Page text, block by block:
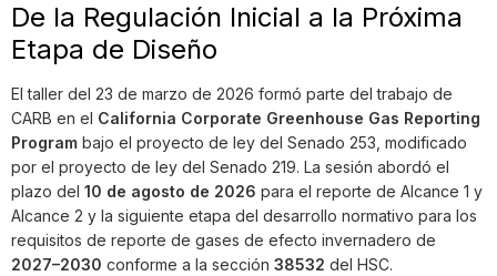
De la Regulación Inicial a la Próxima
Etapa de Diseño
El taller del 23 de marzo de 2026 formó parte del trabajo de
CARB en el California Corporate Greenhouse Gas Reporting
Program bajo el proyecto de ley del Senado 253, modificado
por el proyecto de ley del Senado 219. La sesión abordó el
plazo del 10 de agosto de 2026 para el reporte de Alcance 1 y
Alcance 2 y la siguiente etapa del desarrollo normativo para los
requisitos de reporte de gases de efecto invernadero de
2027–2030 conforme a la sección 38532 del HSC.